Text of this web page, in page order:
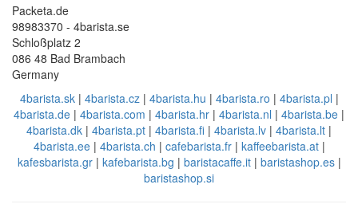
Packeta.de
98983370 - 4barista.se
Schloßplatz 2
086 48 Bad Brambach
Germany
4barista.sk| 4barista.cz| 4barista.hu | 4barista.ro | 4barista.pl |
4barista.de | 4barista.com | 4barista.hr | 4barista.nl | 4barista.be |
4barista.dk | 4barista.pt | 4barista.fi | 4barista.lv | 4barista.lt |
4barista.ee| 4barista.ch | cafebarista.fr| kaffeebarista.at|
kafesbarista.gr| kafebarista.bg | baristacaffe.it| baristashop.es|
baristashop.si